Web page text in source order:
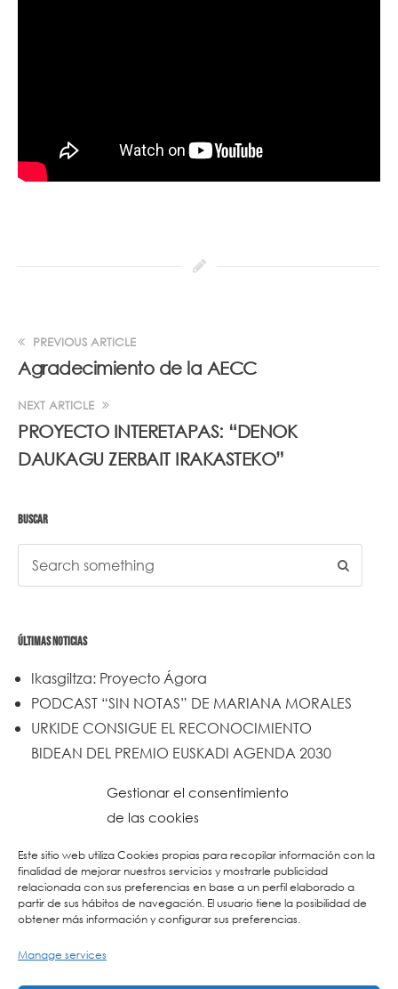
Gestionar el consentimiento
de las cookies
Este sitio web utiliza Cookies propias para recopilar información con la
finalidad de mejorar nuestros servicios y mostrarle publicidad
relacionada con sus preferencias en base a un perfil elaborado a
partir de sus hábitos de navegación. El usuario tiene la posibilidad de
obtener más información y configurar sus preferencias.
Manage services
PREVIOUS ARTICLE
Agradecimiento de la AECC
NEXT ARTICLE
PROYECTO INTERETAPAS: “DENOK
DAUKAGU ZERBAIT IRAKASTEKO”
BUSCAR
ÚLTIMAS NOTICIAS
Ikasgiltza: Proyecto Ágora
PODCAST “SIN NOTAS” DE MARIANA MORALES
URKIDE CONSIGUE EL RECONOCIMIENTO
BIDEAN DEL PREMIO EUSKADI AGENDA 2030
Urkide en Cadena SER